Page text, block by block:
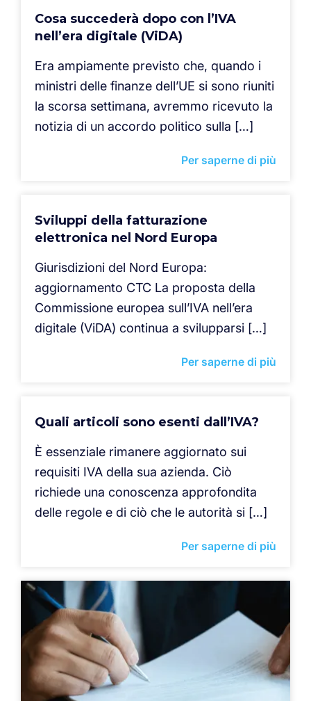
Cosa succederà dopo con l’IVA
nell’era digitale (ViDA)
Era ampiamente previsto che, quando i
ministri delle finanze dell’UE si sono riuniti
la scorsa settimana, avremmo ricevuto la
notizia di un accordo politico sulla […]
Per saperne di più
Sviluppi della fatturazione
elettronica nel Nord Europa
Giurisdizioni del Nord Europa:
aggiornamento CTC La proposta della
Commissione europea sull’IVA nell’era
digitale (ViDA) continua a svilupparsi […]
Per saperne di più
Quali articoli sono esenti dall’IVA?
È essenziale rimanere aggiornato sui
requisiti IVA della sua azienda. Ciò
richiede una conoscenza approfondita
delle regole e di ciò che le autorità si […]
Per saperne di più